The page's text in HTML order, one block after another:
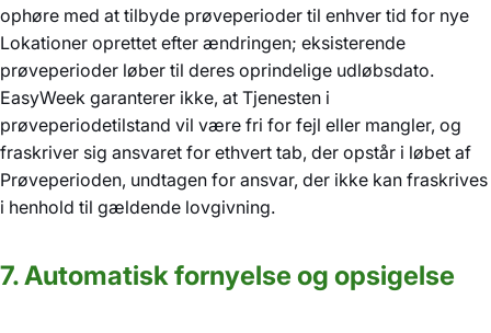
ophøre med at tilbyde prøveperioder til enhver tid for nye
Lokationer oprettet efter ændringen; eksisterende
prøveperioder løber til deres oprindelige udløbsdato.
EasyWeek garanterer ikke, at Tjenesten i
prøveperiodetilstand vil være fri for fejl eller mangler, og
fraskriver sig ansvaret for ethvert tab, der opstår i løbet af
Prøveperioden, undtagen for ansvar, der ikke kan fraskrives
i henhold til gældende lovgivning.
7. Automatisk fornyelse og opsigelse